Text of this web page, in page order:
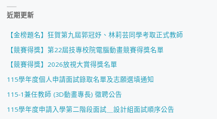
近期更新
【金榜題名】狂賀第九屆郭冠妤、林莉芸同學考取正式教師
【競賽得獎】第22屆技專校院電腦動畫競賽得獎名單
【競賽得獎】2026放視大賞得獎名單
115學年度個人申請面試錄取名單及志願選填通知
115-1兼任教師 (3D動畫專長) 徵聘公告
115學年度申請入學第二階段面試＿設計組面試順序公告